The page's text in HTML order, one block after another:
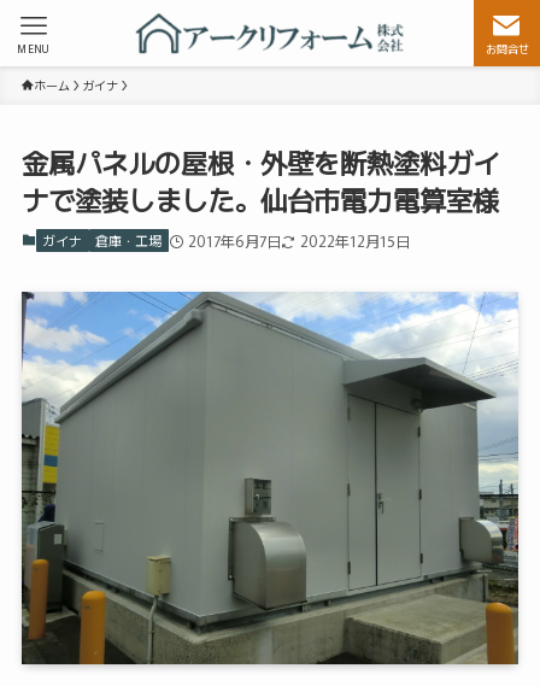
お問合せ
MENU
ホーム ガイナ
金属パネルの屋根・外壁を断熱塗料ガイ
ナで塗装しました。仙台市電力電算室様
ガイナ 倉庫・工場 2017年6月7日 2022年12月15日